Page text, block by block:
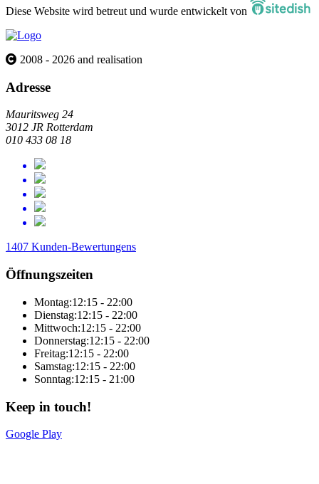
Diese Website wird betreut und wurde entwickelt von
2008 - 2026 and realisation
Adresse
Mauritsweg 24
3012 JR Rotterdam
010 433 08 18
1407 Kunden-Bewertungens
Öffnungszeiten
Montag:12:15 - 22:00
Dienstag:12:15 - 22:00
Mittwoch:12:15 - 22:00
Donnerstag:12:15 - 22:00
Freitag:12:15 - 22:00
Samstag:12:15 - 22:00
Sonntag:12:15 - 21:00
Keep in touch!
Google Play